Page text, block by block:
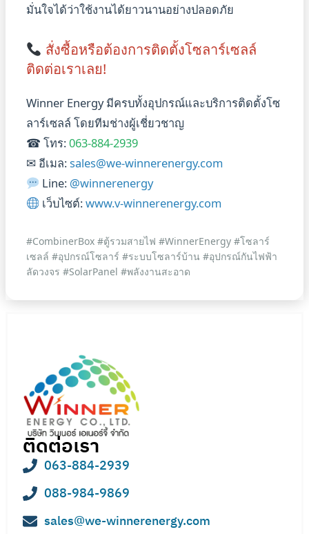
มั่นใจได้ว่าใช้งานได้ยาวนานอย่างปลอดภัย
สั่งซื้อหรือต้องการติดตั้งโซลาร์เซลล์
ติดต่อเราเลย!
Winner Energy มีครบทั้งอุปกรณ์และบริการติดตั้งโซ
ลาร์เซลล์ โดยทีมช่างผู้เชี่ยวชาญ
☎ โทร:063-884-2939
✉ อีเมล:sales@we-winnerenergy.com
Line: @winnerenergy
เว็บไซต์:www.v-winnerenergy.com
#CombinerBox #ตู้รวมสายไฟ #WinnerEnergy #โซลาร์
เซลล์ #อุปกรณ์โซลาร์ #ระบบโซลาร์บ้าน #อุปกรณ์กันไฟฟ้า
ลัดวงจร #SolarPanel #พลังงานสะอาด
ติดต่อเรา
063-884-2939
088-984-9869
sales@we-winnerenergy.com